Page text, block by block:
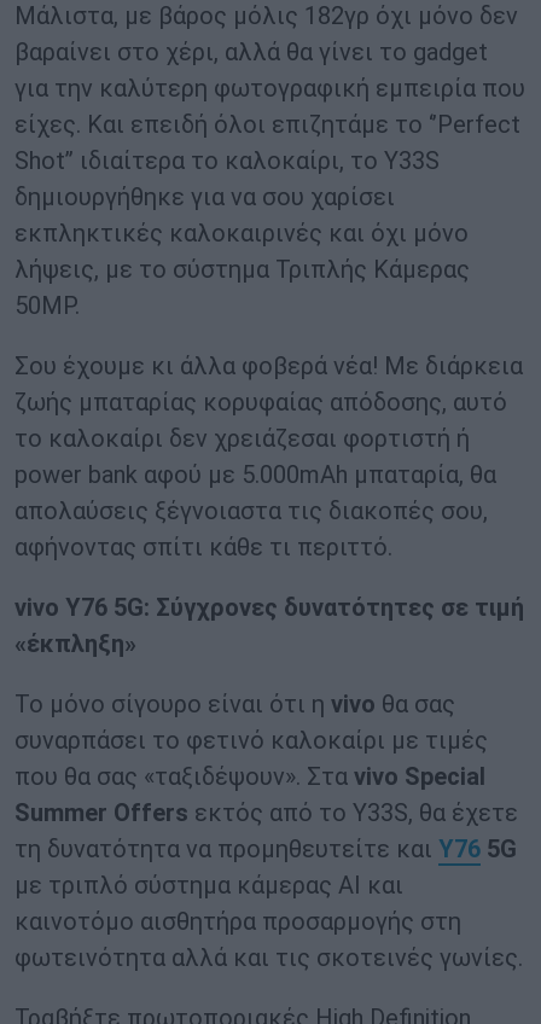
Μάλιστα, με βάρος μόλις 182γρ όχι μόνο δεν
βαραίνει στο χέρι, αλλά θα γίνει το gadget
για την καλύτερη φωτογραφική εμπειρία που
είχες. Και επειδή όλοι επιζητάμε το ‘’Perfect
Shot’’ ιδιαίτερα το καλοκαίρι, το Υ33S
δημιουργήθηκε για να σου χαρίσει
εκπληκτικές καλοκαιρινές και όχι μόνο
λήψεις, με το σύστημα Τριπλής Κάμερας
50MP.
Σου έχουμε κι άλλα φοβερά νέα! Με διάρκεια
ζωής μπαταρίας κορυφαίας απόδοσης, αυτό
το καλοκαίρι δεν χρειάζεσαι φορτιστή ή
power bank αφού με 5.000mAh μπαταρία, θα
απολαύσεις ξέγνοιαστα τις διακοπές σου,
αφήνοντας σπίτι κάθε τι περιττό.
vivo Y76 5G: Σύγχρονες δυνατότητες σε τιμή
«έκπληξη»
Το μόνο σίγουρο είναι ότι η vivo θα σας
συναρπάσει το φετινό καλοκαίρι με τιμές
που θα σας «ταξιδέψουν». Στα vivo Special
Summer Offers εκτός από το Υ33S, θα έχετε
τη δυνατότητα να προμηθευτείτε και Υ76 5G
με τριπλό σύστημα κάμερας ΑΙ και
καινοτόμο αισθητήρα προσαρμογής στη
φωτεινότητα αλλά και τις σκοτεινές γωνίες.